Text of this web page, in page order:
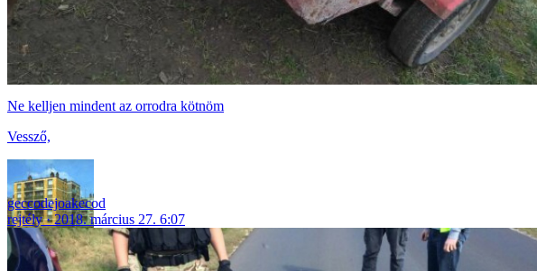
Ne kelljen mindent az orrodra kötnöm
Vessző,
geccodejoakecod
rejtély
2018. március 27. 6:07